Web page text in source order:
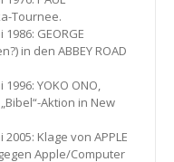
Tournee.
1986: GEORGE
in den ABBEY ROAD
1996: YOKO ONO,
Aktion in New
2005: Klage von APPLE
gegen Apple/Computer